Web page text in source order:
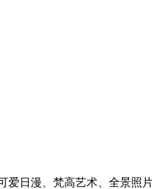
日漫、梵高艺术、全景照